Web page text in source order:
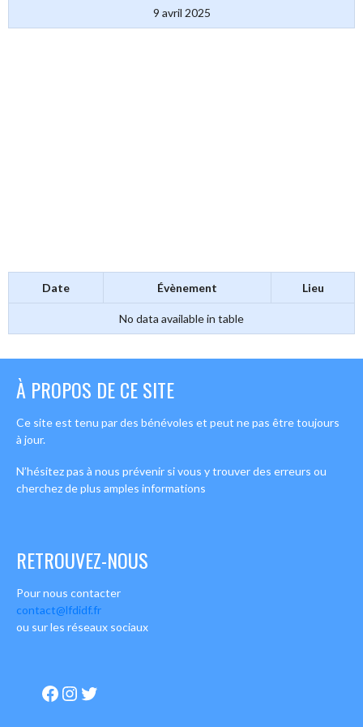
9 avril 2025
Date Évènement Lieu
No data available in table
À PROPOS DE CE SITE
Ce site est tenu par des bénévoles et peut ne pas être toujours
à jour.
N’hésitez pas à nous prévenir si vous y trouver des erreurs ou
cherchez de plus amples informations
RETROUVEZ-NOUS
Pour nous contacter
contact@lfdidf.fr
ou sur les réseaux sociaux
Facebook
Instagram
Twitter